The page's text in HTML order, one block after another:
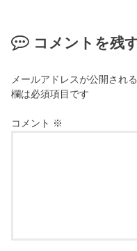
コメントを残
メールアドレスが公開され
欄は必須項目です
コメント ※